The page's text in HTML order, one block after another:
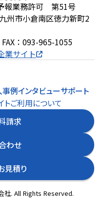
報業務許可 第51号
州市小倉南区徳力新町2
：093-965-1055
業サイト
例インタビューサポート
トご利用について
請求
わせ
見積り
社. All Rights Reserved.